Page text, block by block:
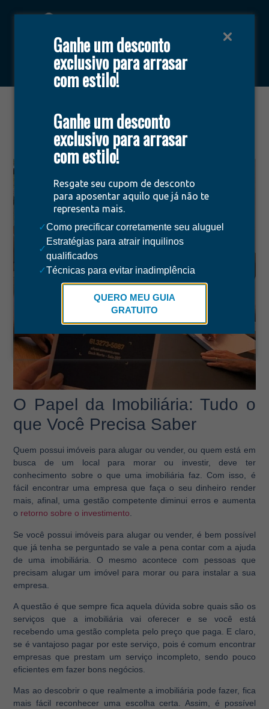
Ganhe um desconto
exclusivo para arrasar
com estilo!
Ganhe um desconto
exclusivo para arrasar
com estilo!
Resgate seu cupom de desconto
para aposentar aquilo que já não te
representa mais.
✓Como precificar corretamente seu aluguel
✓
Estratégias para atrair inquilinos
qualificados
✓Técnicas para evitar inadimplência
QUERO MEU GUIA
GRATUITO
.
Área do cliente Encontrar imóveis
junho 19, 2023
O Papel da Imobiliária: Tudo o
que Você Precisa Saber
Quem possui imóveis para alugar ou vender, ou quem está em
busca de um local para morar ou investir, deve ter
conhecimento sobre o que uma imobiliária faz. Com isso, é
fácil encontrar uma empresa que faça o seu dinheiro render
mais, afinal, uma gestão competente diminui erros e aumenta
o retorno sobre o investimento.
Se você possui imóveis para alugar ou vender, é bem possível
que já tenha se perguntado se vale a pena contar com a ajuda
de uma imobiliária. O mesmo acontece com pessoas que
precisam alugar um imóvel para morar ou para instalar a sua
empresa.
A questão é que sempre fica aquela dúvida sobre quais são os
serviços que a imobiliária vai oferecer e se você está
recebendo uma gestão completa pelo preço que paga. E claro,
se é vantajoso pagar por este serviço, pois é comum encontrar
empresas que prestam um serviço incompleto, sendo pouco
eficientes em fazer bons negócios.
Mas ao descobrir o que realmente a imobiliária pode fazer, fica
mais fácil reconhecer uma escolha certa. Assim, é possível